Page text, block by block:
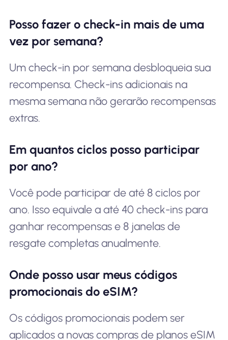
Posso fazer o check-in mais de uma
vez por semana?
Um check-in por semana desbloqueia sua
recompensa. Check-ins adicionais na
mesma semana não gerarão recompensas
extras.
Em quantos ciclos posso participar
por ano?
Você pode participar de até 8 ciclos por
ano. Isso equivale a até 40 check-ins para
ganhar recompensas e 8 janelas de
resgate completas anualmente.
Onde posso usar meus códigos
promocionais do eSIM?
Os códigos promocionais podem ser
aplicados a novas compras de planos eSIM